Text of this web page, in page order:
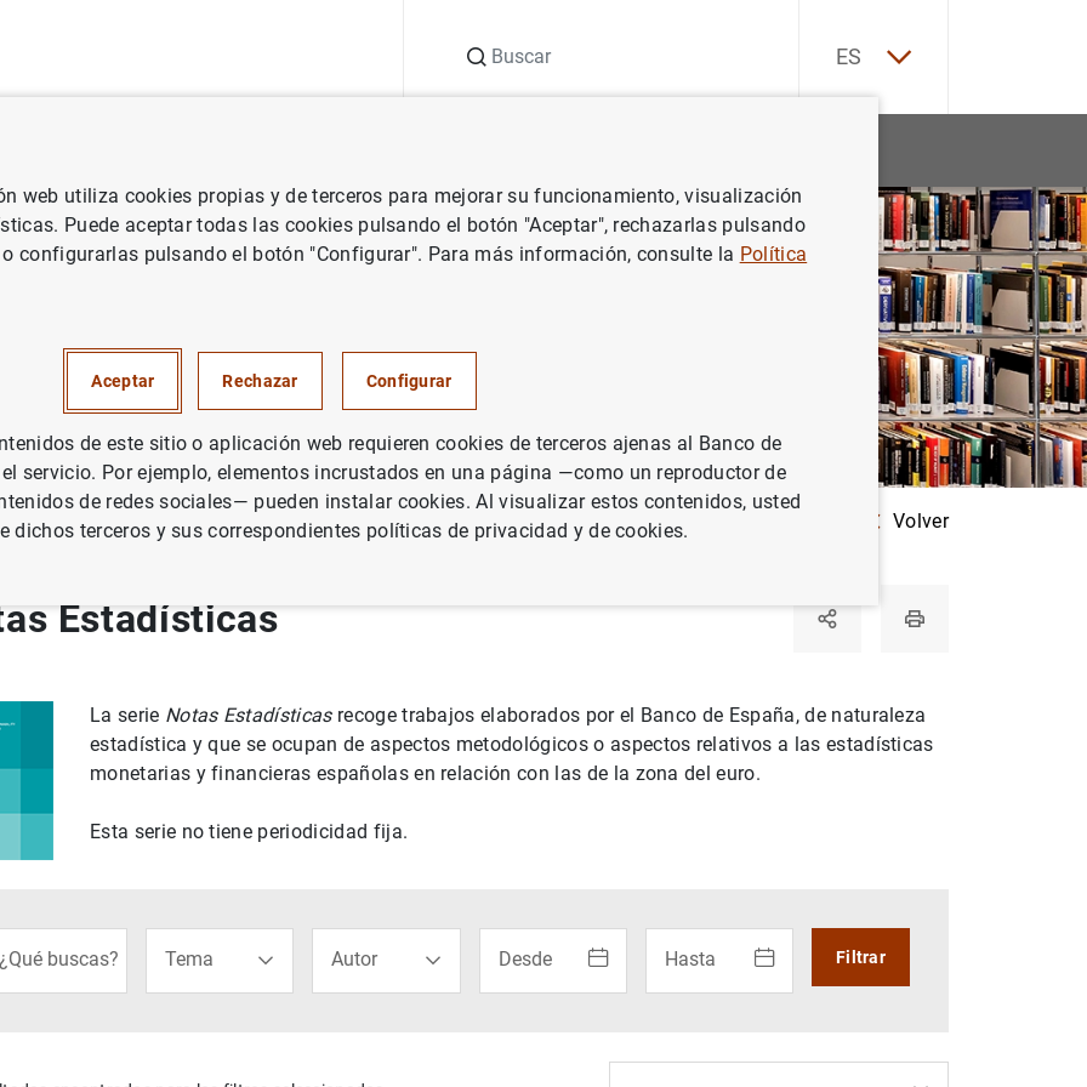
ES
Notas Estadísticas Volver
criterios de buenas prácticas bancarias
del Banco de España
de la economía española
de España
Estadísticas
La serie Notas Estadísticasrecoge trabajos elaborados por el Banco de España, de naturaleza
estadística y que se ocupan de aspectos metodológicos o aspectos relativos a las estadísticas
monetarias y financieras españolas en relación con las de la zona del euro.
Esta serie no tiene periodicidad fija.
¿Qué buscas? Tema Autor Desde Hasta Filtrar
web utiliza cookies propias y de terceros para mejorar su funcionamiento, visualización
Puede aceptar todas las cookies pulsando el botón "Aceptar", rechazarlas pulsando
o configurarlas pulsando el botón "Configurar". Para más información, consulte la Política
Aceptar Rechazar Configurar
de este sitio o aplicación web requieren cookies de terceros ajenas al Banco de
servicio. Por ejemplo, elementos incrustados en una página —como un reproductor de
de redes sociales— pueden instalar cookies. Al visualizar estos contenidos, usted
dichos terceros y sus correspondientes políticas de privacidad y de cookies.